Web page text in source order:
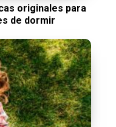
originales para
de dormir